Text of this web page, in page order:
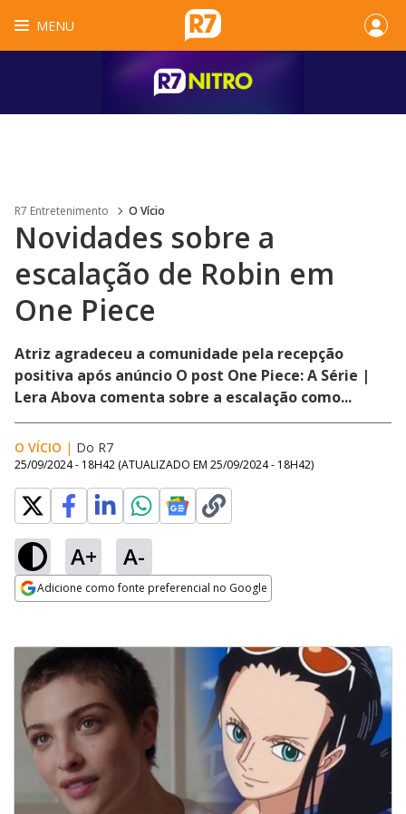
MENU
R7 Entretenimento O Vício
Novidades sobre a
escalação de Robin em
One Piece
Atriz agradeceu a comunidade pela recepção
positiva após anúncio O post One Piece: A Série |
Lera Abova comenta sobre a escalação como...
O VÍCIO | Do R7
25/09/2024 - 18H42 (ATUALIZADO EM 25/09/2024 - 18H42)
A+ A-
Adicione como fonte preferencial no Google